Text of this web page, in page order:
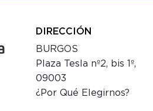
DIRECCIÓN
BURGOS
Plaza Tesla nº2, bis 1º,
09003
¿Por Qué Elegirnos?